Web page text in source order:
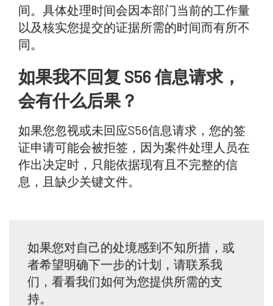
间。具体处理时间会因本部门当前的工作量
以及核实您提交的证据所需的时间而有所不
同。
如果我不回复 S56 信息请求，
会有什么后果？
如果您忽视或未回应S56信息请求，您的签
证申请可能会被拒签，因为案件处理人员在
作出决定时，只能依据现有且不完整的信
息，且缺少关键文件。
如果您对自己的处境感到不知所措，或
者希望明确下一步的计划，请联系我
们，看看我们如何为您提供所需的支
持。